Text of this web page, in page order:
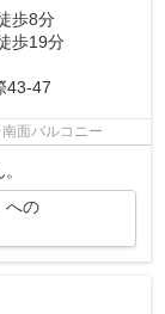
歩8分
歩19分
43-47
面バルコニー
への